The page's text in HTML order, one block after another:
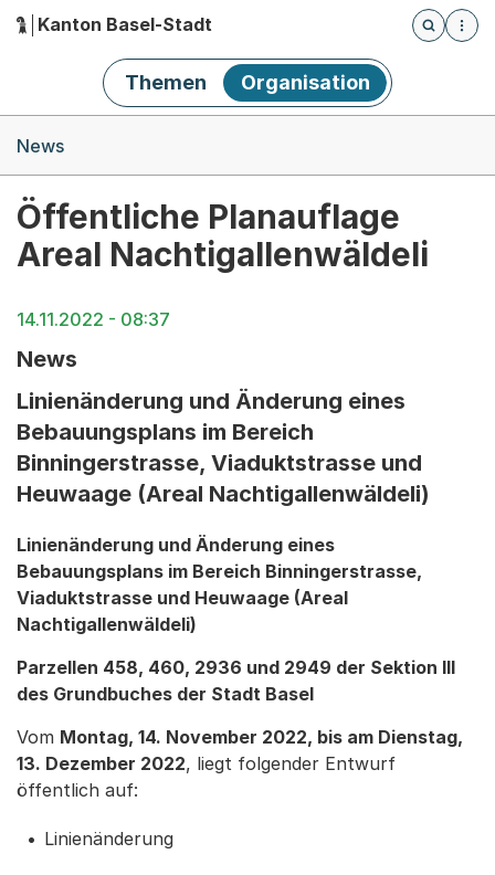
Hauptnavigation
Kanton Basel-Stadt
Öffnet
Themen Organisation
News
Öffentliche Planauflage
Areal Nachtigallenwäldeli
14.11.2022 - 08:37
News
Linienänderung und Änderung eines
Bebauungsplans im Bereich
Binningerstrasse, Viaduktstrasse und
Heuwaage (Areal Nachtigallenwäldeli)
Linienänderung und Änderung eines
Bebauungsplans im Bereich Binningerstrasse,
Viaduktstrasse und Heuwaage (Areal
Nachtigallenwäldeli)
Parzellen 458, 460, 2936 und 2949 der Sektion III
des Grundbuches der Stadt Basel
Vom Montag, 14. November 2022, bis am Dienstag,
13. Dezember 2022, liegt folgender Entwurf
öffentlich auf:
Linienänderung